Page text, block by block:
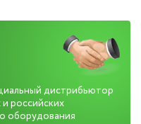
дистрибьютор
российских
оборудования